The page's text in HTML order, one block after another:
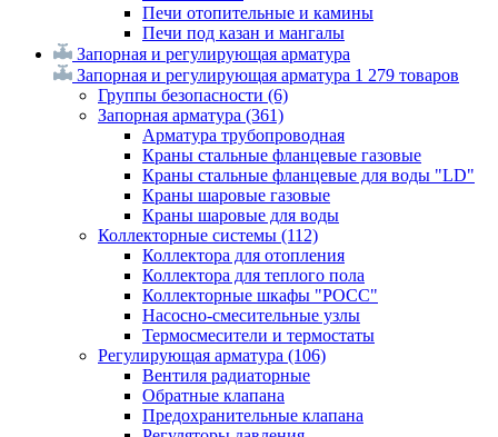
Печи отопительные и камины
Печи под казан и мангалы
Запорная и регулирующая арматура
Запорная и регулирующая арматура 1 279 товаров
Группы безопасности (6)
Запорная арматура (361)
Арматура трубопроводная
Краны стальные фланцевые газовые
Краны стальные фланцевые для воды "LD"
Краны шаровые газовые
Краны шаровые для воды
Коллекторные системы (112)
Коллектора для отопления
Коллектора для теплого пола
Коллекторные шкафы "РОСС"
Насосно-смесительные узлы
Термосмесители и термостаты
Регулирующая арматура (106)
Вентиля радиаторные
Обратные клапана
Предохранительные клапана